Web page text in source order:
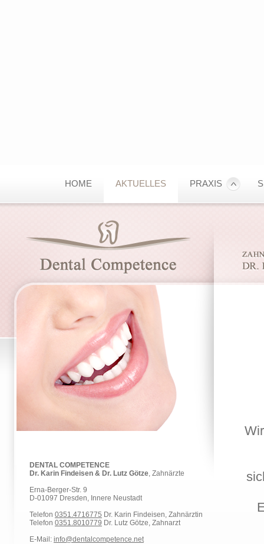
HOME AKTUELLES PRAXIS
DENTAL COMPETENCE
Dr. Karin Findeisen & Dr. Lutz Götze, Zahnärzte
Erna-Berger-Str. 9
D-01097 Dresden, Innere Neustadt
Telefon 0351.4716775 Dr. Karin Findeisen, Zahnärztin
Telefon 0351.8010779 Dr. Lutz Götze, Zahnarzt
E-Mail: info@dentalcompetence.net